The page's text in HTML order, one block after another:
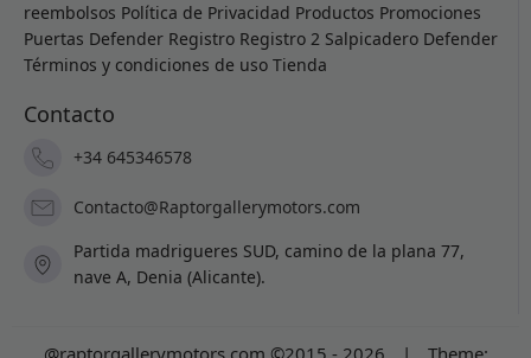
reembolsos Política de Privacidad Productos Promociones
Puertas Defender Registro Registro 2 Salpicadero Defender
Términos y condiciones de uso Tienda
Contacto
+34 645346578
Contacto@Raptorgallerymotors.com
Partida madrigueres SUD, camino de la plana 77,
nave A, Denia (Alicante).